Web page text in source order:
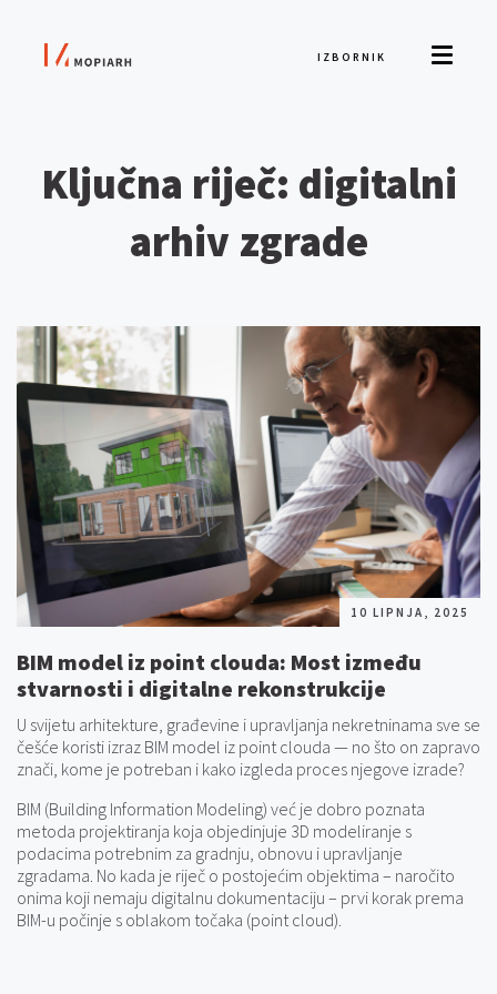
IZBORNIK
Ključna riječ: digitalni
arhiv zgrade
10 LIPNJA, 2025
BIM model iz point clouda: Most između
stvarnosti i digitalne rekonstrukcije
U svijetu arhitekture, građevine i upravljanja nekretninama sve se
češće koristi izraz BIM model iz point clouda — no što on zapravo
znači, kome je potreban i kako izgleda proces njegove izrade?
BIM (Building Information Modeling) već je dobro poznata
metoda projektiranja koja objedinjuje 3D modeliranje s
podacima potrebnim za gradnju, obnovu i upravljanje
zgradama. No kada je riječ o postojećim objektima – naročito
onima koji nemaju digitalnu dokumentaciju – prvi korak prema
BIM-u počinje s oblakom točaka (point cloud).